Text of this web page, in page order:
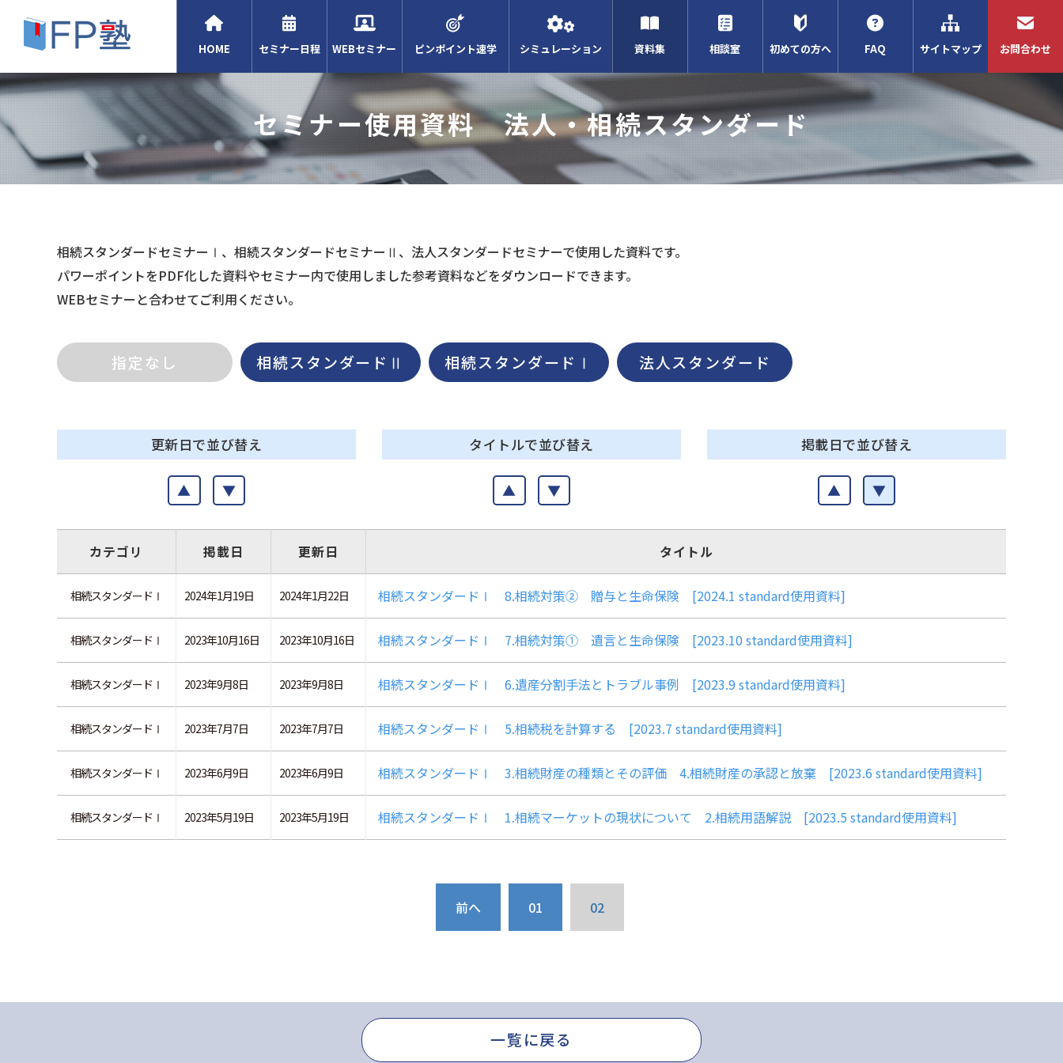
HOME セミナー日程 WEBセミナー ピンポイント速学 シミュレーション 資料集 相談室 初めての方へ FAQ サイトマップ お問合わせ
セミナー使用資料 法人・相続スタンダード
相続スタンダードセミナーⅠ、相続スタンダードセミナーⅡ、法人スタンダードセミナーで使用した資料です。
パワーポイントをPDF化した資料やセミナー内で使用しました参考資料などをダウンロードできます。
WEBセミナーと合わせてご利用ください。
指定なし 相続スタンダードⅡ 相続スタンダードⅠ 法人スタンダード
更新日で並び替え
▲ ▼
タイトルで並び替え
▲ ▼
掲載日で並び替え
▲ ▼
カテゴリ 掲載日 更新日 タイトル
相続スタンダードⅠ 2024年1月19日 2024年1月22日 相続スタンダードⅠ 8.相続対策② 贈与と生命保険 [2024.1 standard使用資料]
相続スタンダードⅠ 2023年10月16日 2023年10月16日 相続スタンダードⅠ 7.相続対策① 遺言と生命保険 [2023.10 standard使用資料]
相続スタンダードⅠ 2023年9月8日 2023年9月8日 相続スタンダードⅠ 6.遺産分割手法とトラブル事例 [2023.9 standard使用資料]
相続スタンダードⅠ 2023年7月7日 2023年7月7日 相続スタンダードⅠ 5.相続税を計算する [2023.7 standard使用資料]
相続スタンダードⅠ 2023年6月9日 2023年6月9日 相続スタンダードⅠ 3.相続財産の種類とその評価 4.相続財産の承認と放棄 [2023.6 standard使用資料]
相続スタンダードⅠ 2023年5月19日 2023年5月19日 相続スタンダードⅠ 1.相続マーケットの現状について 2.相続用語解説 [2023.5 standard使用資料]
前へ 01 02
一覧に戻る